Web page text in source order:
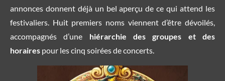
annonces donnent déjà un bel aperçu de ce qui attend les
festivaliers. Huit premiers noms viennent d’être dévoilés,
accompagnés d’une hiérarchie des groupes et des
horaires pour les cinq soirées de concerts.